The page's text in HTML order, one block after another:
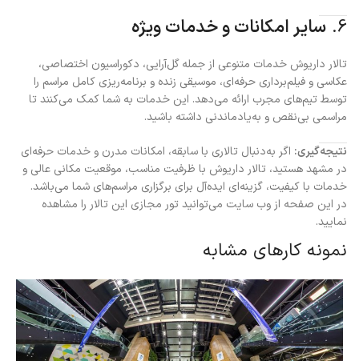
6. سایر امکانات و خدمات ویژه
تالار داریوش خدمات متنوعی از جمله گل‌آرایی، دکوراسیون اختصاصی،
عکاسی و فیلم‌برداری حرفه‌ای، موسیقی زنده و برنامه‌ریزی کامل مراسم را
توسط تیم‌های مجرب ارائه می‌دهد. این خدمات به شما کمک می‌کنند تا
مراسمی بی‌نقص و به‌یادماندنی داشته باشید.
نتیجه‌گیری: اگر به‌دنبال تالاری با سابقه، امکانات مدرن و خدمات حرفه‌ای
در مشهد هستید، تالار داریوش با ظرفیت مناسب، موقعیت مکانی عالی و
خدمات با کیفیت، گزینه‌ای ایده‌آل برای برگزاری مراسم‌های شما می‌باشد.
در این صفحه از وب سایت می‌توانید تور مجازی این تالار را مشاهده
نمایید.
نمونه کارهای مشابه